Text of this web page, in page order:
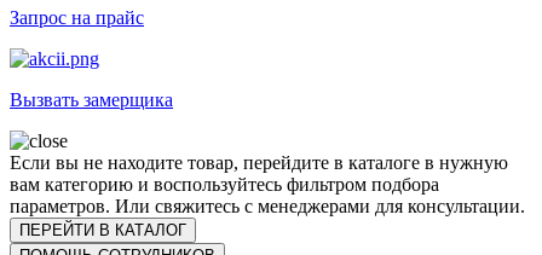
Запрос на прайс
Вызвать замерщика
Если вы не находите товар, перейдите в каталоге в нужную
вам категорию и воспользуйтесь фильтром подбора
параметров. Или свяжитесь с менеджерами для консультации.
ПЕРЕЙТИ В КАТАЛОГ